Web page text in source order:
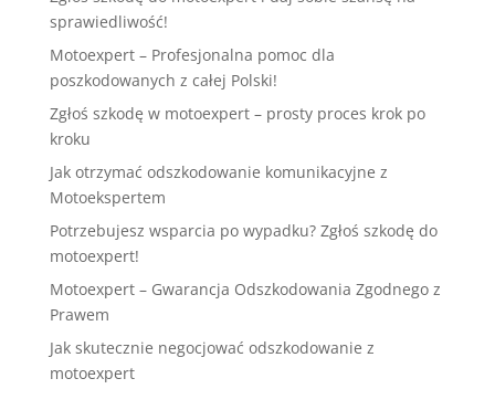
sprawiedliwość!
Motoexpert – Profesjonalna pomoc dla
poszkodowanych z całej Polski!
Zgłoś szkodę w motoexpert – prosty proces krok po
kroku
Jak otrzymać odszkodowanie komunikacyjne z
Motoekspertem
Potrzebujesz wsparcia po wypadku? Zgłoś szkodę do
motoexpert!
Motoexpert – Gwarancja Odszkodowania Zgodnego z
Prawem
Jak skutecznie negocjować odszkodowanie z
motoexpert